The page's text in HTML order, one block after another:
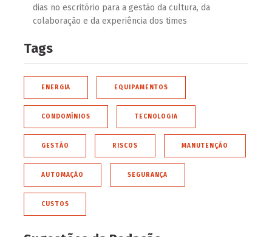
dias no escritório para a gestão da cultura, da
colaboração e da experiência dos times
Tags
ENERGIA EQUIPAMENTOS
CONDOMÍNIOS TECNOLOGIA
GESTÃO RISCOS MANUTENÇÃO
AUTOMAÇÃO SEGURANÇA
CUSTOS